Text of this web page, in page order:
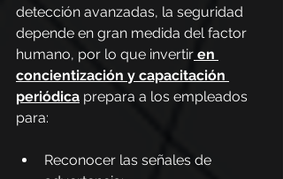
detección avanzadas, la seguridad
depende en gran medida del factor
humano, por lo que invertir en
concientización y capacitación
periódica prepara a los empleados
para:
Reconocer las señales de